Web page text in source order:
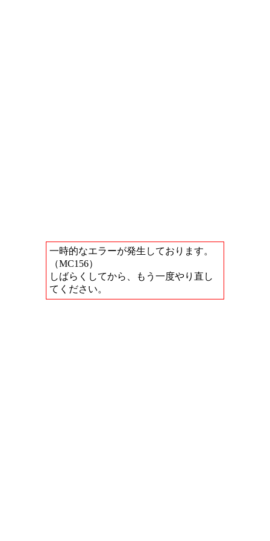
一時的なエラーが発生しております。
（MC156）
しばらくしてから、もう一度やり直し
てください。